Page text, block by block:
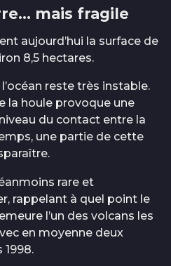
mais fragile
aujourd’hui la surface de
8,5 hectares.
reste très instable.
la houle provoque une
du contact entre la
une partie de cette
rare et
rappelant à quel point le
l’un des volcans les
en moyenne deux